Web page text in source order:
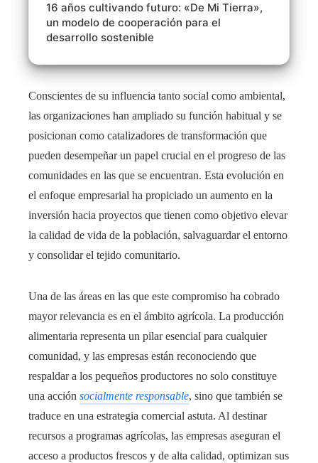
16 años cultivando futuro: «De Mi Tierra»,
un modelo de cooperación para el
desarrollo sostenible
Conscientes de su influencia tanto social como ambiental,
las organizaciones han ampliado su función habitual y se
posicionan como catalizadores de transformación que
pueden desempeñar un papel crucial en el progreso de las
comunidades en las que se encuentran. Esta evolución en
el enfoque empresarial ha propiciado un aumento en la
inversión hacia proyectos que tienen como objetivo elevar
la calidad de vida de la población, salvaguardar el entorno
y consolidar el tejido comunitario.
Una de las áreas en las que este compromiso ha cobrado
mayor relevancia es en el ámbito agrícola. La producción
alimentaria representa un pilar esencial para cualquier
comunidad, y las empresas están reconociendo que
respaldar a los pequeños productores no solo constituye
una acción socialmente responsable, sino que también se
traduce en una estrategia comercial astuta. Al destinar
recursos a programas agrícolas, las empresas aseguran el
acceso a productos frescos y de alta calidad, optimizan sus